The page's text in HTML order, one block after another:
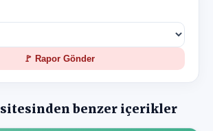
🚩 Rapor Gönder
sitesinden benzer içerikler